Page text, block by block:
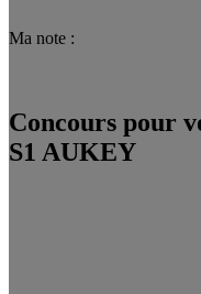
Ma note :
Concours pour
S1 AUKEY